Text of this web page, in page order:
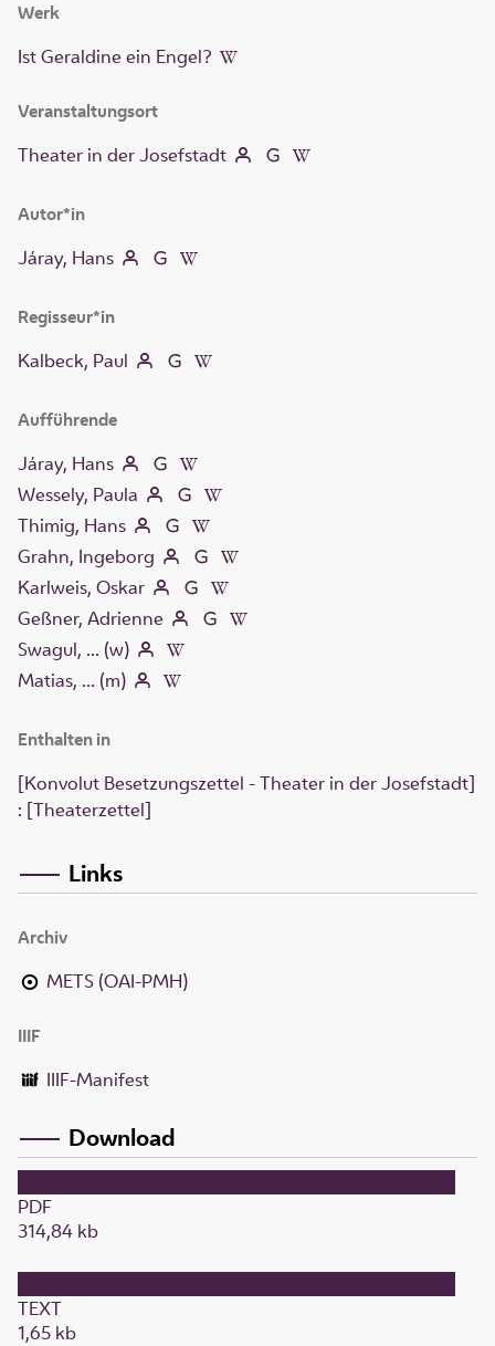
Enthalten in
[Konvolut Besetzungszettel - Theater in der Josefstadt]
: [Theaterzettel]
Autor*in
Járay, Hans
Regisseur*in
Kalbeck, Paul
Veranstaltungsort
Theater in der Josefstadt
Aufführende
Járay, Hans
Wessely, Paula
Thimig, Hans
Grahn, Ingeborg
Karlweis, Oskar
Geßner, Adrienne
Swagul, ... (w)
Matias, ... (m)
Werk
Ist Geraldine ein Engel?
Links
Archiv
METS (OAI-PMH)
IIIF
IIIF-Manifest
Download
PDF
314,84 kb
TEXT
1,65 kb